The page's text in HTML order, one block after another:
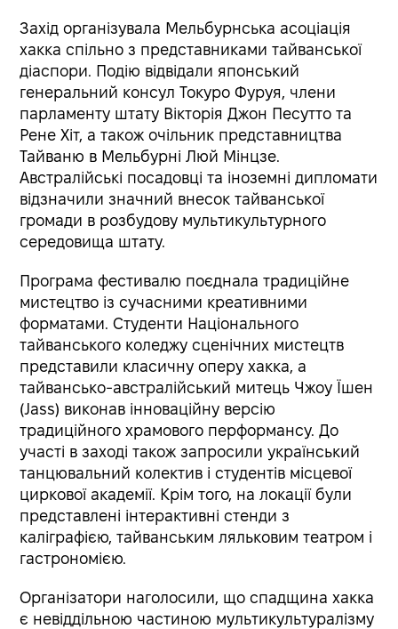
Захід організувала Мельбурнська асоціація
хакка спільно з представниками тайванської
діаспори. Подію відвідали японський
генеральний консул Токуро Фуруя, члени
парламенту штату Вікторія Джон Песутто та
Рене Хіт, а також очільник представництва
Тайваню в Мельбурні Люй Мінцзе.
Австралійські посадовці та іноземні дипломати
відзначили значний внесок тайванської
громади в розбудову мультикультурного
середовища штату.
Програма фестивалю поєднала традиційне
мистецтво із сучасними креативними
форматами. Студенти Національного
тайванського коледжу сценічних мистецтв
представили класичну оперу хакка, а
тайвансько-австралійський митець Чжоу Їшен
(Jass) виконав інноваційну версію
традиційного храмового перформансу. До
участі в заході також запросили український
танцювальний колектив і студентів місцевої
циркової академії. Крім того, на локації були
представлені інтерактивні стенди з
каліграфією, тайванським ляльковим театром і
гастрономією.
Організатори наголосили, що спадщина хакка
є невіддільною частиною мультикультуралізму